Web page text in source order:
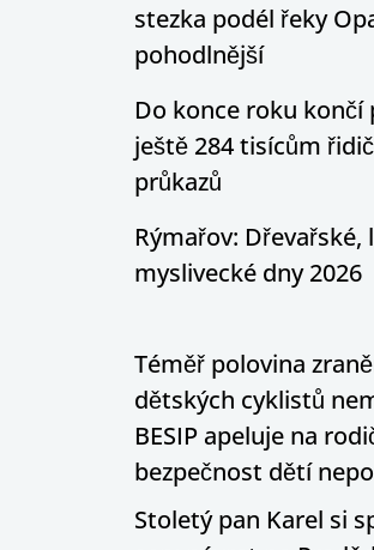
stezka podél řeky
pohodlnější
Do konce roku končí
ještě 284 tisícům
průkazů
Rýmařov: Dřevařské,
myslivecké dny 2026
Téměř polovina
dětských cyklistů
BESIP apeluje na
bezpečnost dětí
Stoletý pan Karel si